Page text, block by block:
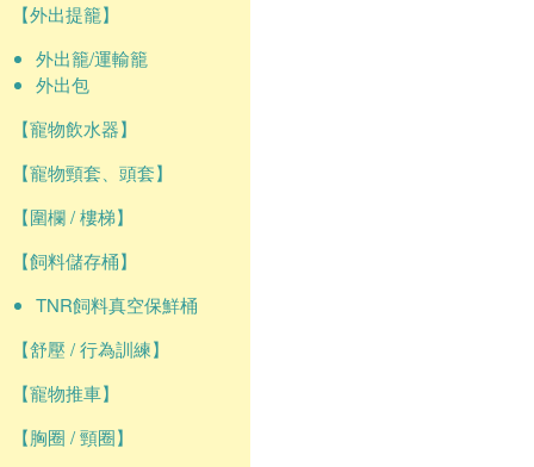
【外出提籠】
外出籠/運輸籠
外出包
【寵物飲水器】
【寵物頸套、頭套】
【圍欄 / 樓梯】
【飼料儲存桶】
TNR飼料真空保鮮桶
【舒壓 / 行為訓練】
【寵物推車】
【胸圈 / 頸圈】